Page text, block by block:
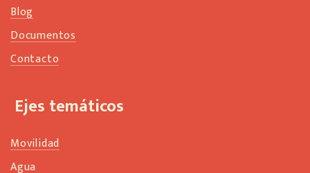
Blog
Documentos
Contacto
Ejes temáticos
Movilidad
Agua